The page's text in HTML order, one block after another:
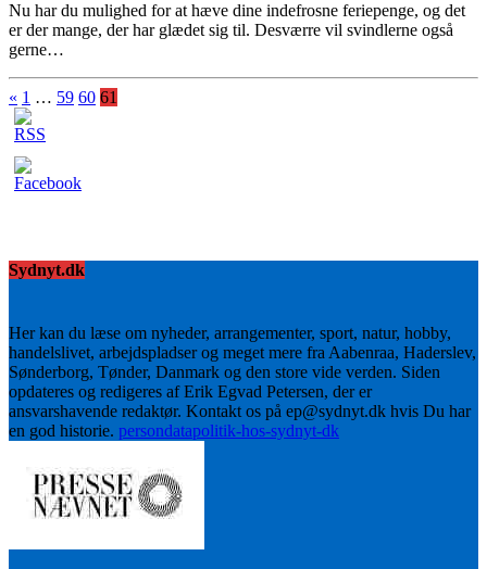
Nu har du mulighed for at hæve dine indefrosne feriepenge, og det
er der mange, der har glædet sig til. Desværre vil svindlerne også
gerne…
« 1 … 59 60 61
Sydnyt.dk
Her kan du læse om nyheder, arrangementer, sport, natur, hobby,
handelslivet, arbejdspladser og meget mere fra Aabenraa, Haderslev,
Sønderborg, Tønder, Danmark og den store vide verden. Siden
opdateres og redigeres af Erik Egvad Petersen, der er
ansvarshavende redaktør. Kontakt os på ep@sydnyt.dk hvis Du har
en god historie. persondatapolitik-hos-sydnyt-dk